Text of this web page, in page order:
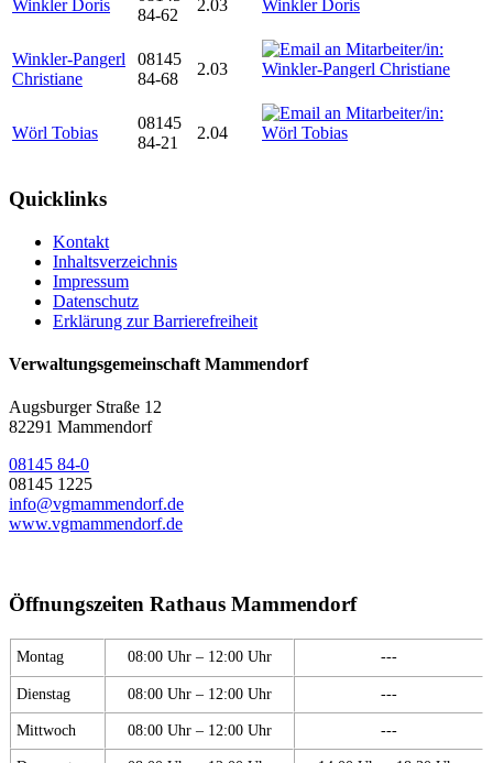
Winkler Doris
84-62
2.03
Winkler-Pangerl
Christiane
08145
84-68
2.03
Wörl Tobias
08145
84-21
2.04
Quicklinks
Kontakt
Inhaltsverzeichnis
Impressum
Datenschutz
Erklärung zur Barrierefreiheit
Verwaltungsgemeinschaft Mammendorf
Augsburger Straße 12
82291 Mammendorf
08145 84-0
08145 1225
info@vgmammendorf.de
www.vgmammendorf.de
Öffnungszeiten Rathaus Mammendorf
Montag 08:00 Uhr – 12:00 Uhr ---
Dienstag 08:00 Uhr – 12:00 Uhr ---
Mittwoch 08:00 Uhr – 12:00 Uhr ---